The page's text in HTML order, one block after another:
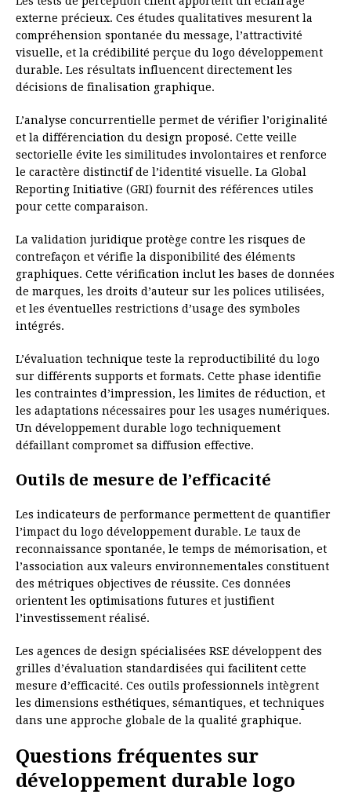
externe précieux. Ces études qualitatives mesurent la
compréhension spontanée du message, l’attractivité
visuelle, et la crédibilité perçue du logo développement
durable. Les résultats influencent directement les
décisions de finalisation graphique.
L’analyse concurrentielle permet de vérifier l’originalité
et la différenciation du design proposé. Cette veille
sectorielle évite les similitudes involontaires et renforce
le caractère distinctif de l’identité visuelle. La Global
Reporting Initiative (GRI) fournit des références utiles
pour cette comparaison.
La validation juridique protège contre les risques de
contrefaçon et vérifie la disponibilité des éléments
graphiques. Cette vérification inclut les bases de données
de marques, les droits d’auteur sur les polices utilisées,
et les éventuelles restrictions d’usage des symboles
intégrés.
L’évaluation technique teste la reproductibilité du logo
sur différents supports et formats. Cette phase identifie
les contraintes d’impression, les limites de réduction, et
les adaptations nécessaires pour les usages numériques.
Un développement durable logo techniquement
défaillant compromet sa diffusion effective.
Outils de mesure de l’efficacité
Les indicateurs de performance permettent de quantifier
l’impact du logo développement durable. Le taux de
reconnaissance spontanée, le temps de mémorisation, et
l’association aux valeurs environnementales constituent
des métriques objectives de réussite. Ces données
orientent les optimisations futures et justifient
l’investissement réalisé.
Les agences de design spécialisées RSE développent des
grilles d’évaluation standardisées qui facilitent cette
mesure d’efficacité. Ces outils professionnels intègrent
les dimensions esthétiques, sémantiques, et techniques
dans une approche globale de la qualité graphique.
Questions fréquentes sur
développement durable logo